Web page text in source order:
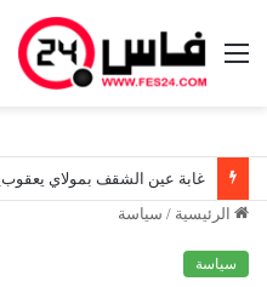
القائمة
الرئيسية / سياسة
سياسة